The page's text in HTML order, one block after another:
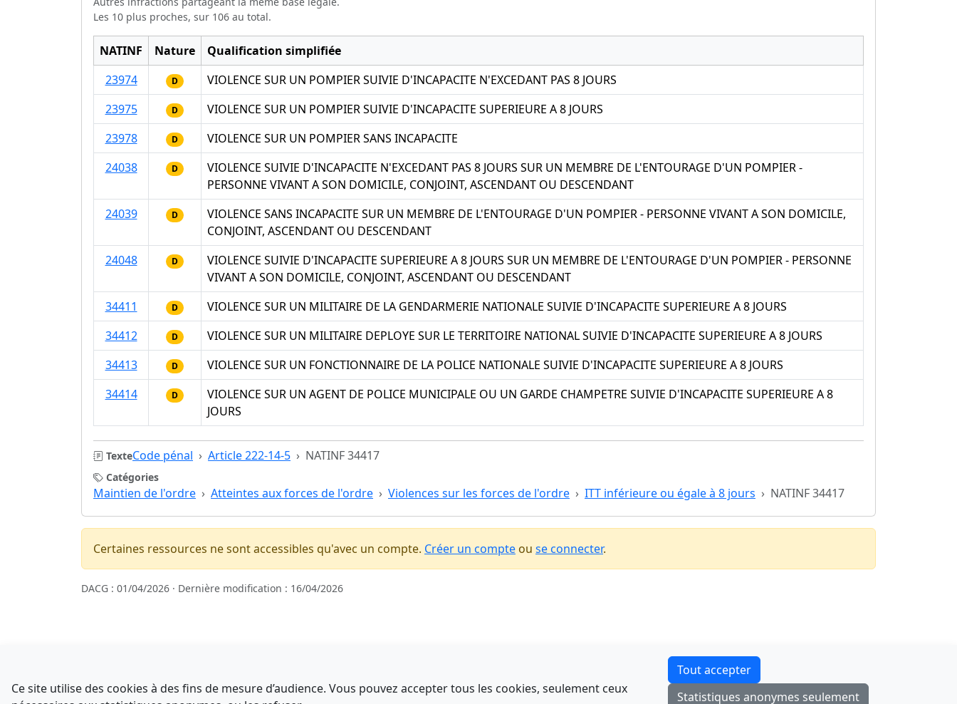
Les 10 plus proches, sur 106 au total.
NATINF Nature
Qualification simplifiée
23974
D
VIOLENCE SUR UN POMPIER SUIVIE D'INCAPACITE N'EXCEDANT PAS 8 JOURS
23975
D
VIOLENCE SUR UN POMPIER SUIVIE D'INCAPACITE SUPERIEURE A 8 JOURS
23978
D
VIOLENCE SUR UN POMPIER SANS INCAPACITE
24038
D
VIOLENCE SUIVIE D'INCAPACITE N'EXCEDANT PAS 8 JOURS SUR UN MEMBRE DE L'ENTOURAGE D'UN POMPIER -
PERSONNE VIVANT A SON DOMICILE, CONJOINT, ASCENDANT OU DESCENDANT
24039
D
VIOLENCE SANS INCAPACITE SUR UN MEMBRE DE L'ENTOURAGE D'UN POMPIER - PERSONNE VIVANT A SON DOMICILE,
CONJOINT, ASCENDANT OU DESCENDANT
24048
D
VIOLENCE SUIVIE D'INCAPACITE SUPERIEURE A 8 JOURS SUR UN MEMBRE DE L'ENTOURAGE D'UN POMPIER - PERSONNE
VIVANT A SON DOMICILE, CONJOINT, ASCENDANT OU DESCENDANT
34411
D
VIOLENCE SUR UN MILITAIRE DE LA GENDARMERIE NATIONALE SUIVIE D'INCAPACITE SUPERIEURE A 8 JOURS
34412
D
VIOLENCE SUR UN MILITAIRE DEPLOYE SUR LE TERRITOIRE NATIONAL SUIVIE D'INCAPACITE SUPERIEURE A 8 JOURS
34413
D
VIOLENCE SUR UN FONCTIONNAIRE DE LA POLICE NATIONALE SUIVIE D'INCAPACITE SUPERIEURE A 8 JOURS
34414
D
VIOLENCE SUR UN AGENT DE POLICE MUNICIPALE OU UN GARDE CHAMPETRE SUIVIE D'INCAPACITE SUPERIEURE A 8
JOURS
TexteCode pénal Article 222-14-5 NATINF 34417
Catégories
Maintien de l'ordre Atteintes aux forces de l'ordre Violences sur les forces de l'ordre ITT inférieure ou égale à 8 jours NATINF 34417
Certaines ressources ne sont accessibles qu'avec un compte. Créer un compte ou se connecter.
DACG : 01/04/2026 · Dernière modification : 16/04/2026
NATINFo
F-Droid·App Store·Google Play·Linux
Ce site utilise des cookies à des fins de mesure d’audience. Vous pouvez accepter tous les cookies, seulement ceux
Tout accepter
Statistiques anonymes seulement